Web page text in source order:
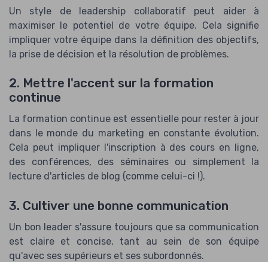
Un style de leadership collaboratif peut aider à
maximiser le potentiel de votre équipe. Cela signifie
impliquer votre équipe dans la définition des objectifs,
la prise de décision et la résolution de problèmes.
2. Mettre l'accent sur la formation
continue
La formation continue est essentielle pour rester à jour
dans le monde du marketing en constante évolution.
Cela peut impliquer l'inscription à des cours en ligne,
des conférences, des séminaires ou simplement la
lecture d'articles de blog (comme celui-ci !).
3. Cultiver une bonne communication
Un bon leader s'assure toujours que sa communication
est claire et concise, tant au sein de son équipe
qu'avec ses supérieurs et ses subordonnés.